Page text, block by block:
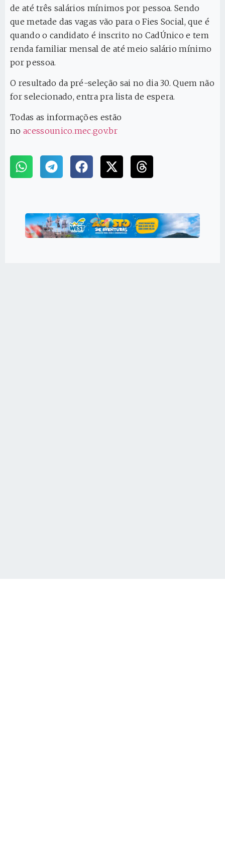
de até três salários mínimos por pessoa. Sendo
que metade das vagas vão para o Fies Social, que é
quando o candidato é inscrito no CadÚnico e tem
renda familiar mensal de até meio salário mínimo
por pessoa.
O resultado da pré-seleção sai no dia 30. Quem não
for selecionado, entra pra lista de espera.
Todas as informações estão
no acessounico.mec.gov.br